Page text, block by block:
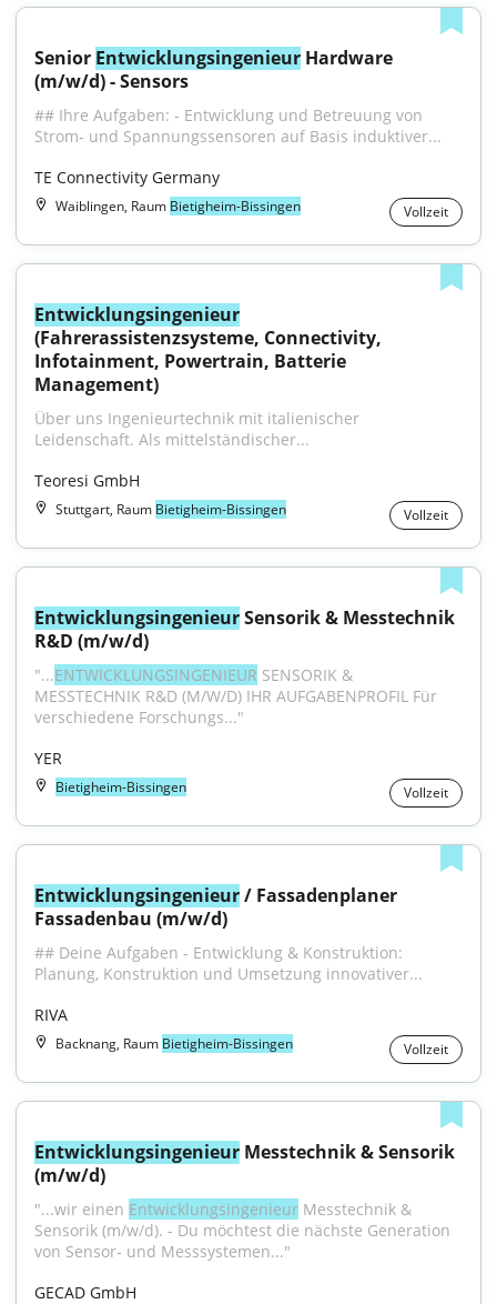
Senior Entwicklungsingenieur Hardware
(m/w/d) - Sensors
## Ihre Aufgaben: - Entwicklung und Betreuung von
Strom- und Spannungssensoren auf Basis induktiver...
TE Connectivity Germany
Waiblingen, Raum Bietigheim-Bissingen Vollzeit
Entwicklungsingenieur
(Fahrerassistenzsysteme, Connectivity,
Infotainment, Powertrain, Batterie
Management)
Über uns Ingenieurtechnik mit italienischer
Leidenschaft. Als mittelständischer...
Teoresi GmbH
Stuttgart, Raum Bietigheim-Bissingen Vollzeit
Entwicklungsingenieur Sensorik & Messtechnik
R&D (m/w/d)
"...ENTWICKLUNGSINGENIEUR SENSORIK &
MESSTECHNIK R&D (M/W/D) IHR AUFGABENPROFIL Für
verschiedene Forschungs..."
YER
Bietigheim-Bissingen Vollzeit
Entwicklungsingenieur / Fassadenplaner
Fassadenbau (m/w/d)
## Deine Aufgaben - Entwicklung & Konstruktion:
Planung, Konstruktion und Umsetzung innovativer...
RIVA
Backnang, Raum Bietigheim-Bissingen Vollzeit
Entwicklungsingenieur Messtechnik & Sensorik
(m/w/d)
"...wir einen Entwicklungsingenieur Messtechnik &
Sensorik (m/w/d). - Du möchtest die nächste Generation
von Sensor- und Messsystemen..."
GECAD GmbH